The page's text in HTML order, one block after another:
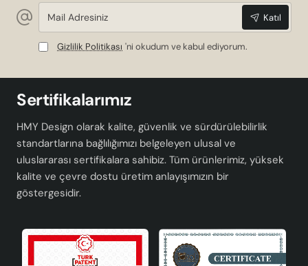
Mail
Adresiniz
Katıl
Gizlilik Politikası 'ni okudum ve kabul ediyorum.
Sertifikalarımız
HMY Design olarak kalite, güvenlik ve sürdürülebilirlik
standartlarına bağlılığımızı belgeleyen ulusal ve
uluslararası sertifikalara sahibiz. Tüm ürünlerimiz, yüksek
kalite ve çevre dostu üretim anlayışımızın bir
göstergesidir.